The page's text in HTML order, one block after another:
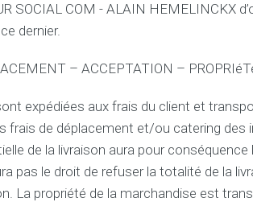
SOCIAL COM - ALAIN HEMELINCKX
dernier.
– ACCEPTATION –
expédiées aux frais du client et
frais de déplacement et/ou catering des
de la livraison aura pour conséquence
pas le droit de refuser la totalité de la
La propriété de la marchandise est